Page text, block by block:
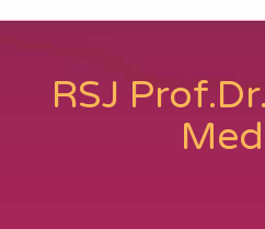
RSJ